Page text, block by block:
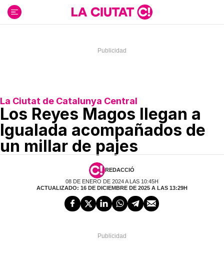
contenido
La Ciutat de Catalunya Central
Los Reyes Magos llegan a
Igualada acompañados de
un millar de pajes
REDACCIÓ
08 DE ENERO DE 2024 A LAS 10:45H
ACTUALIZADO: 16 DE DICIEMBRE DE 2025 A LAS 13:29H